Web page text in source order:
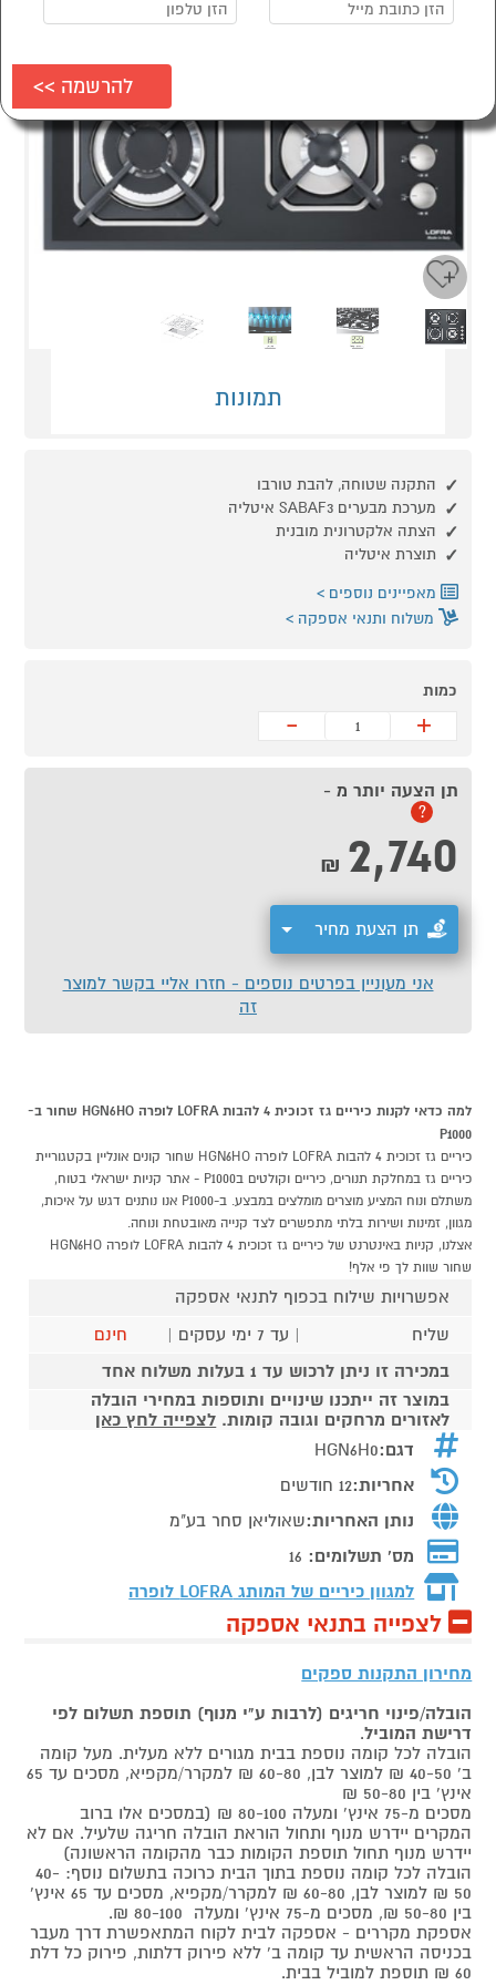
תמונות
התקנה שטוחה, להבת טורבו
מערכת מבערים SABAF3 איטליה
הצתה אלקטרונית מובנית
תוצרת איטליה
מאפיינים נוספים
משלוח ותנאי אספקה
כמות
+
-
תן הצעה יותר מ -
?
2,740
₪
תן הצעת מחיר
אני מעוניין בפרטים נוספים - חזרו אליי בקשר למוצר
זה
למה כדאי לקנות כיריים גז זכוכית 4 להבות LOFRA לופרה HGN6HO שחור ב-
P1000
כיריים גז זכוכית 4 להבות LOFRA לופרה HGN6HO שחור קונים אונליין בקטגוריית
כיריים גז במחלקת תנורים, כיריים וקולטים בP1000 - אתר קניות ישראלי בטוח,
משתלם ונוח המציע מוצרים מומלצים במבצע. ב-P1000 אנו נותנים דגש על איכות,
מגוון, זמינות ושירות בלתי מתפשרים לצד קנייה מאובטחת ונוחה.
אצלנו, קניות באינטרנט של כיריים גז זכוכית 4 להבות LOFRA לופרה HGN6HO
שחור שוות לך פי אלף!
אפשרויות שילוח בכפוף לתנאי אספקה
שליח
| עד 7 ימי עסקים |
חינם
במכירה זו ניתן לרכוש עד 1 בעלות משלוח אחד
במוצר זה ייתכנו שינויים ותוספות במחירי הובלה
לאזורים מרחקים וגובה קומות. לצפייה לחץ כאן
דגם:HGN6H0
אחריות:12 חודשים
נותן האחריות:שאוליאן סחר בע"מ
מס' תשלומים: 16
למגוון כיריים של המותג LOFRA לופרה
לצפייה בתנאי אספקה
מחירון התקנות ספקים
הובלה/פינוי חריגים (לרבות ע"י מנוף) תוספת תשלום לפי
דרישת המוביל.
הובלה לכל קומה נוספת בבית מגורים ללא מעלית. מעל קומה
ב' 40-50 ₪ למוצר לבן, 60-80 ₪ למקרר/מקפיא, מסכים עד 65
אינץ' בין 50-80 ₪
מסכים מ-75 אינץ' ומעלה 80-100 ₪ (במסכים אלו ברוב
המקרים יידרש מנוף ותחול הוראת הובלה חריגה שלעיל. אם לא
יידרש מנוף תחול תוספת הקומות כבר מהקומה הראשונה)
הובלה לכל קומה נוספת בתוך הבית כרוכה בתשלום נוסף: 40-
50 ₪ למוצר לבן, 60-80 ₪ למקרר/מקפיא, מסכים עד 65 אינץ'
בין 50-80 ₪, מסכים מ-75 אינץ' ומעלה 80-100 ₪.
אספקת מקררים - אספקה לבית לקוח המתאפשרת דרך מעבר
בכניסה הראשית עד קומה ב' ללא פירוק דלתות, פירוק כל דלת
60 ₪ תוספת למוביל בבית.